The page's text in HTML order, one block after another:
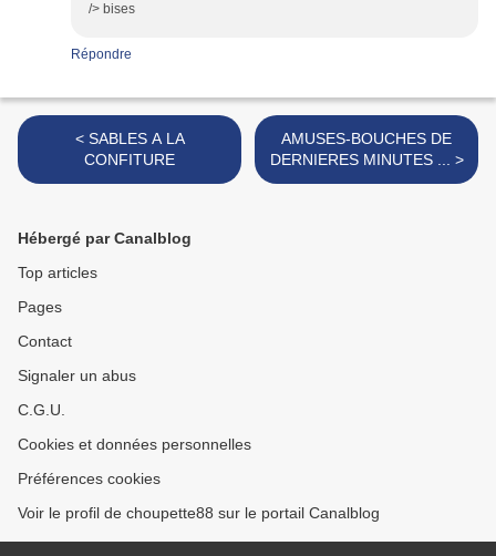
/> bises
Répondre
< SABLES A LA
CONFITURE
AMUSES-BOUCHES DE
DERNIERES MINUTES ... >
Hébergé par Canalblog
Top articles
Pages
Contact
Signaler un abus
C.G.U.
Cookies et données personnelles
Préférences cookies
Voir le profil de choupette88 sur le portail Canalblog